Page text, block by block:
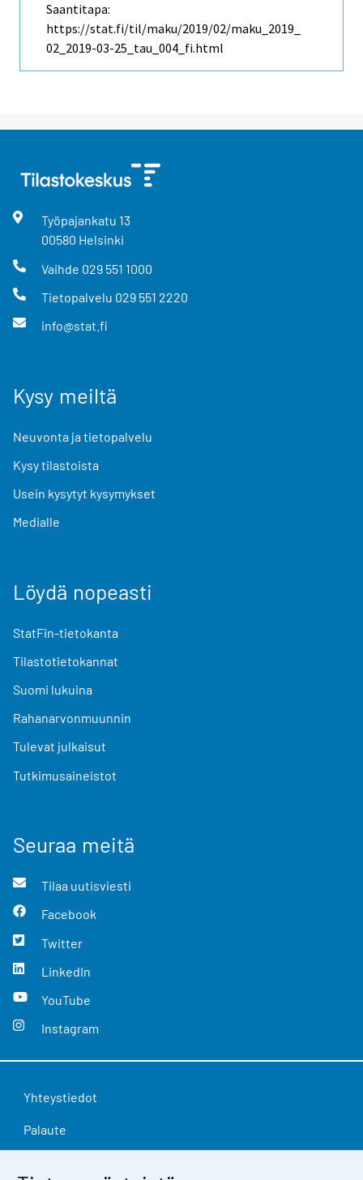
Saantitapa:
https://stat.fi/til/maku/2019/02/maku_2019_
02_2019-03-25_tau_004_fi.html
Työpajankatu 13
00580 Helsinki
Vaihde 029 551 1000
Tietopalvelu 029 551 2220
info@stat.fi
Kysy meiltä
Neuvonta ja tietopalvelu
Kysy tilastoista
Usein kysytyt kysymykset
Medialle
Löydä nopeasti
StatFin-tietokanta
Tilastotietokannat
Suomi lukuina
Rahanarvonmuunnin
Tulevat julkaisut
Tutkimusaineistot
Seuraa meitä
Tilaa uutisviesti
Facebook
Twitter
LinkedIn
YouTube
Instagram
Yhteystiedot
Palaute